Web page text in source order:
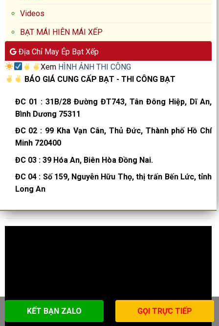
Videos
BẠT MÁI HIÊN MÁI XẾP
Địa Chỉ May Ép Bạt Xếp
Xem HÌNH ẢNH THI CÔNG
BÁO GIÁ CUNG CẤP BẠT - THI CÔNG BẠT
ĐC 01 :31B/28 Đường ĐT743, Tân Đông Hiệp, Dĩ An,
Bình Dương 75311
ĐC 02 : 99 Kha Vạn Cân, Thủ Đức, Thành phố Hồ Chí
Minh 720400
ĐC 03 :39 Hóa An, Biên Hòa Đồng Nai.
ĐC 04 : Số 159, Nguyễn Hữu Thọ, thị trấn Bến Lức, tỉnh
Long An
KẾT BẠN ZALO GỌI TRỰC TIẾP